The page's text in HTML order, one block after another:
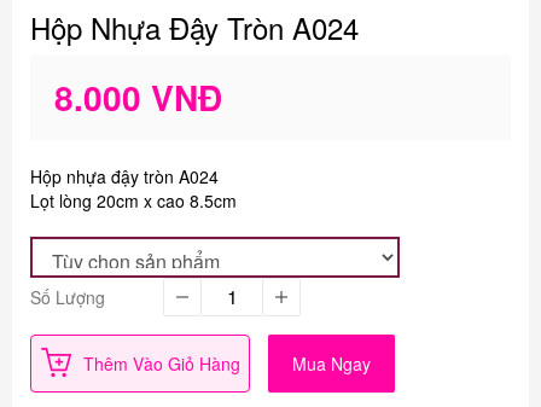
Hộp Nhựa Đậy Tròn A024
8.000 VNĐ
Hộp nhựa đậy tròn A024
Lọt lòng 20cm x cao 8.5cm
Số Lượng
Thêm Vào Giỏ Hàng Mua Ngay